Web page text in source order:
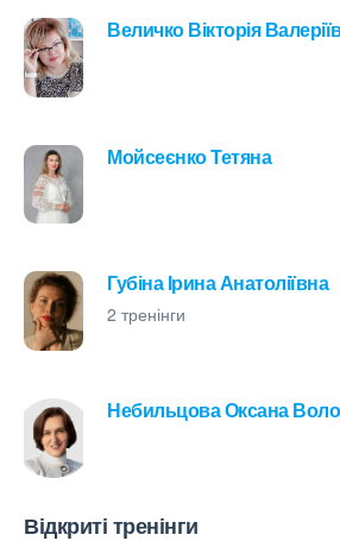
Величко Вікторія
Мойсеєнко Тетяна
Губіна Ірина Анатоліївна
2 тренінги
Небильцова Оксана
Відкриті тренінги